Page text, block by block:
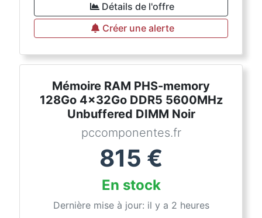
Détails de l'offre
Créer une alerte
Mémoire RAM PHS-memory
128Go 4x32Go DDR5 5600MHz
Unbuffered DIMM Noir
pccomponentes.fr
815 €
En stock
Dernière mise à jour: il y a 2 heures